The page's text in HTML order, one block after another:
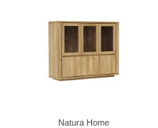
Natura Home